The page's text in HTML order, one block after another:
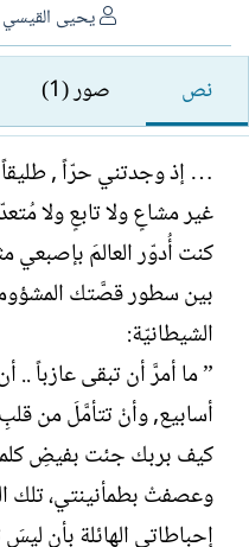
ا
ل
ا
ت
يحيى القيسي
نص صور (1)
… إذ وجدتني حرّاً ,
غير مشاعٍ ولا تابعٍ ولا
كنت أُدوّر العالمَ
بين سطور قصَّتك
الشيطانيّة:
” ما أمرَّ أن تبقى عازباً
أسابيع, وأنْ تتأمَّلَ من
كيف بربك جئت بفيضِ
وعصفتْ بطمأنينتي، تلك
إحباطاتي الهائلة بأن